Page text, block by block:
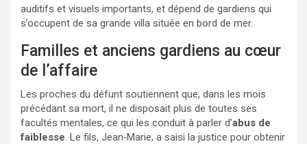
auditifs et visuels importants, et dépend de gardiens qui
s’occupent de sa grande villa située en bord de mer.
Familles et anciens gardiens au cœur
de l’affaire
Les proches du défunt soutiennent que, dans les mois
précédant sa mort, il ne disposait plus de toutes ses
facultés mentales, ce qui les conduit à parler d’abus de
faiblesse. Le fils, Jean‑Marie, a saisi la justice pour obtenir